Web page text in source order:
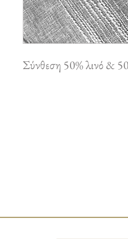
Σύνθεση 50% λινό &